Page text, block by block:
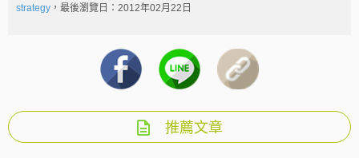
strategy ，最後瀏覽日：2012年02月22日
推薦文章